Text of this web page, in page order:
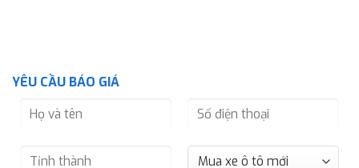
YÊU CẦU BÁO GIÁ